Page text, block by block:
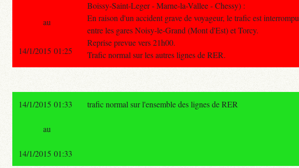
Boissy-Saint-Leger - Marne-la-Vallee - Chessy) :
En raison d'un accident grave de voyageur, le trafic est interrompu
entre les gares Noisy-le-Grand (Mont d'Est) et Torcy.
Reprise prevue vers 21h00.
Trafic normal sur les autres lignes de RER.
au
14/1/2015 01:25
14/1/2015 01:33 trafic normal sur l'ensemble des lignes de RER
au
14/1/2015 01:33